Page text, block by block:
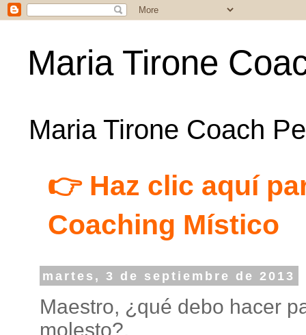
Maria Tirone
Maria Tirone Coach
👉 Haz clic aquí
Coaching Místico
martes, 3 de septiembre de 2013
Maestro, ¿qué debo hacer
molesto?.